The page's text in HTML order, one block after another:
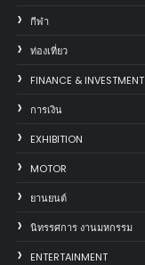
กีฬา
ท่องเที่ยว
FINANCE & INVESTMENT
การเงิน
EXHIBITION
MOTOR
‎ยานยนต์‎
นิทรรศการ งานมหกรรม
ENTERTAINMENT